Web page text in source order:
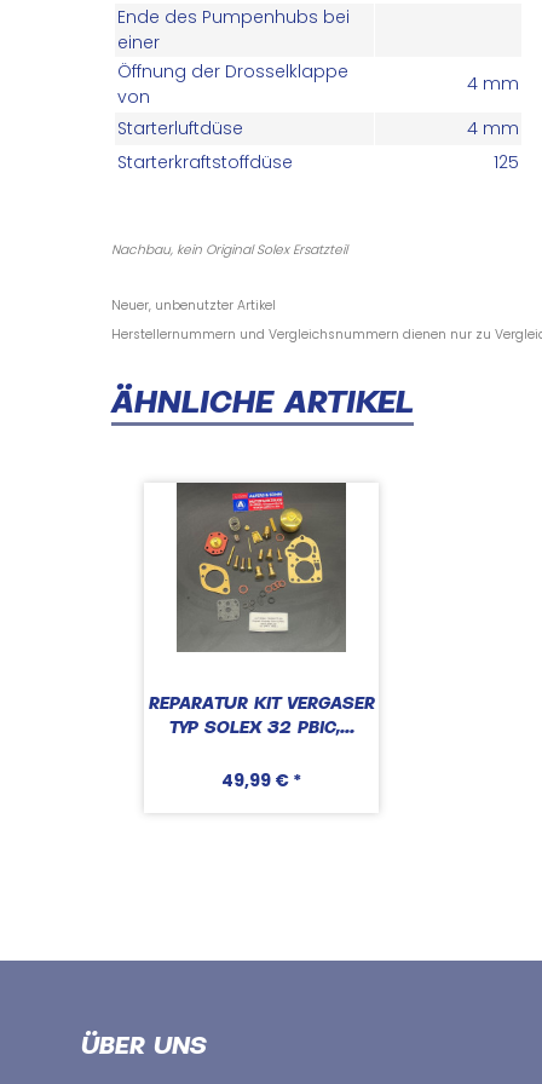
Ende des Pumpenhubs bei
einer
Öffnung der Drosselklappe
von
4 mm
Starterluftdüse
4 mm
Starterkraftstoffdüse
125
Nachbau, kein Original Solex Ersatzteil
Neuer, unbenutzter Artikel
Herstellernummern und Vergleichsnummern dienen nur zu
ÄHNLICHE ARTIKEL
REPARATUR KIT VERGASER
TYP SOLEX 32 PBIC,...
49,99 € *
ÜBER UNS